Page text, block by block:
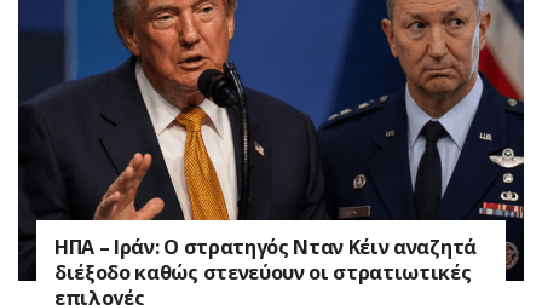
ΗΠΑ – Ιράν: Ο στρατηγός Νταν Κέιν αναζητά
διέξοδο καθώς στενεύουν οι στρατιωτικές
επιλογές